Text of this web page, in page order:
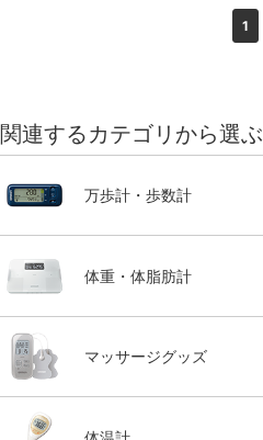
1
関連するカテゴリから選ぶ
万歩計・歩数計
体重・体脂肪計
マッサージグッズ